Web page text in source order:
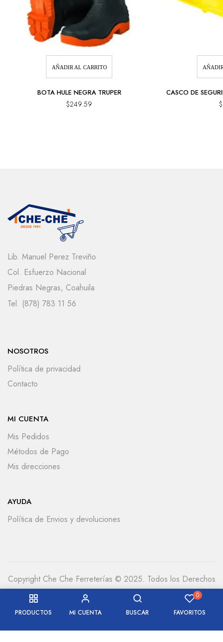
PRODUCTOS MI CUENTA BUSCAR
0
FAVORITOS
AÑADIR AL CARRITO
BOTA HULE NEGRA TRUPER
$249.59
CASCO DE
$
Lib. Manuel Perez Treviño
Col. Esfuerzo Nacional
Piedras Negras, Coahuila
Tel. (878) 783 11 56
NOSOTROS
Política de privacidad
Contacto
MI CUENTA
Mis Pedidos
Métodos de Pago
Mis direcciones
AYUDA
Política de Envios y devoluciones
Copyright Che Che Ferreterías © 2025. Todos los Derechos
Reservados